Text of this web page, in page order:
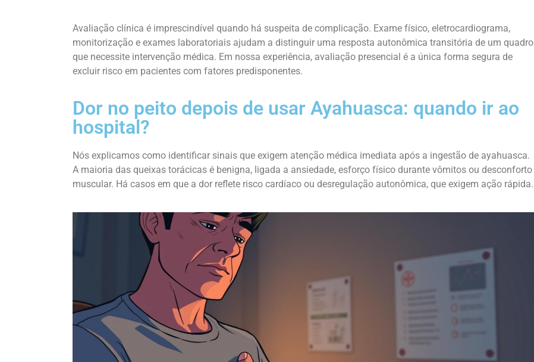
Avaliação clínica é imprescindível quando há suspeita de complicação. Exame físico, eletrocardiograma,
monitorização e exames laboratoriais ajudam a distinguir uma resposta autonômica transitória de um quadro
que necessite intervenção médica. Em nossa experiência, avaliação presencial é a única forma segura de
excluir risco em pacientes com fatores predisponentes.
Dor no peito depois de usar Ayahuasca: quando ir ao
hospital?
Nós explicamos como identificar sinais que exigem atenção médica imediata após a ingestão de ayahuasca.
A maioria das queixas torácicas é benigna, ligada a ansiedade, esforço físico durante vômitos ou desconforto
muscular. Há casos em que a dor reflete risco cardíaco ou desregulação autonômica, que exigem ação rápida.